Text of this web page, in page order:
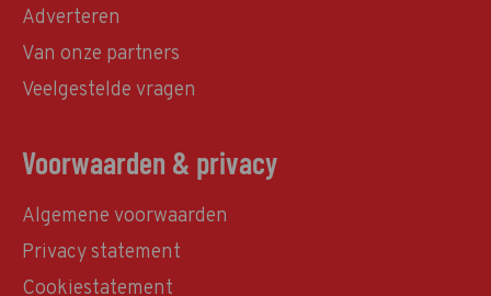
Adverteren
Van onze partners
Veelgestelde vragen
Voorwaarden & privacy
Algemene voorwaarden
Privacy statement
Cookiestatement